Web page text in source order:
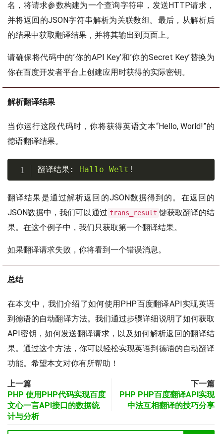
名，将请求参数构建为一个查询字符串，发送HTTP请求，
并将返回的JSON字符串解析为关联数组。最后，从解析后
的结果中获取翻译结果，并将其输出到页面上。
请确保将代码中的’你的API Key’和’你的Secret Key’替换为
你在百度开发者平台上创建应用时获得的实际密钥。
解析翻译结果
当你运行这段代码时，你将获得英语文本“Hello, World!”的
德语翻译结果。
翻译结果: Hallo Welt !
翻译结果是通过解析返回的JSON数据得到的。在返回的
JSON数据中，我们可以通过 trans_result 键获取翻译的结
果。在这个例子中，我们只获取第一个翻译结果。
如果翻译请求失败，你将看到一个错误消息。
总结
在本文中，我们介绍了如何使用PHP百度翻译API实现英语
到德语的自动翻译方法。我们通过步骤详细说明了如何获取
API密钥，如何发送翻译请求，以及如何解析返回的翻译结
果。通过这个方法，你可以轻松实现英语到德语的自动翻译
功能。希望本文对你有所帮助！
上一篇
PHP 使用PHP代码实现百度
文心一言API接口的数据统
计与分析
下一篇
PHP PHP百度翻译API实现
中法互相翻译的技巧分享